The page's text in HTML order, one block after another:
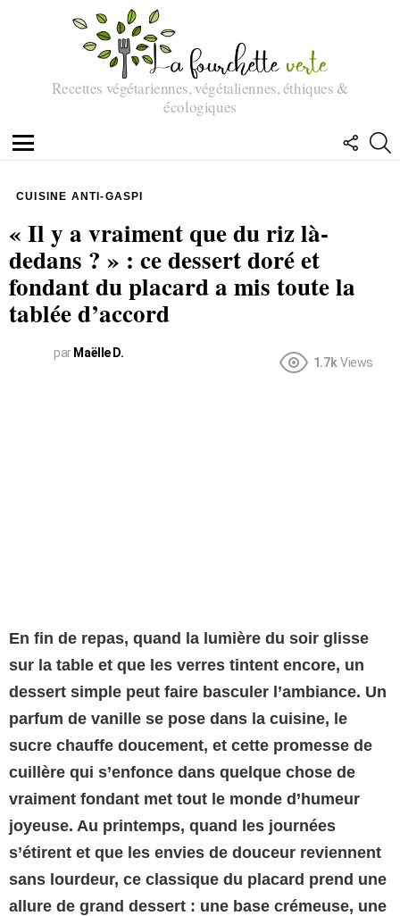
Recettes végétariennes, végétaliennes, éthiques &
écologiques
Menu
NOUS
CUISINE ANTI-GASPI
« Il y a vraiment que du riz là-
dedans ? » : ce dessert doré et
fondant du placard a mis toute la
tablée d’accord
par Maëlle D.
1.7k Views
En fin de repas, quand la lumière du soir glisse
sur la table et que les verres tintent encore, un
dessert simple peut faire basculer l’ambiance. Un
parfum de vanille se pose dans la cuisine, le
sucre chauffe doucement, et cette promesse de
cuillère qui s’enfonce dans quelque chose de
vraiment fondant met tout le monde d’humeur
joyeuse. Au printemps, quand les journées
s’étirent et que les envies de douceur reviennent
sans lourdeur, ce classique du placard prend une
allure de grand dessert : une base crémeuse, une